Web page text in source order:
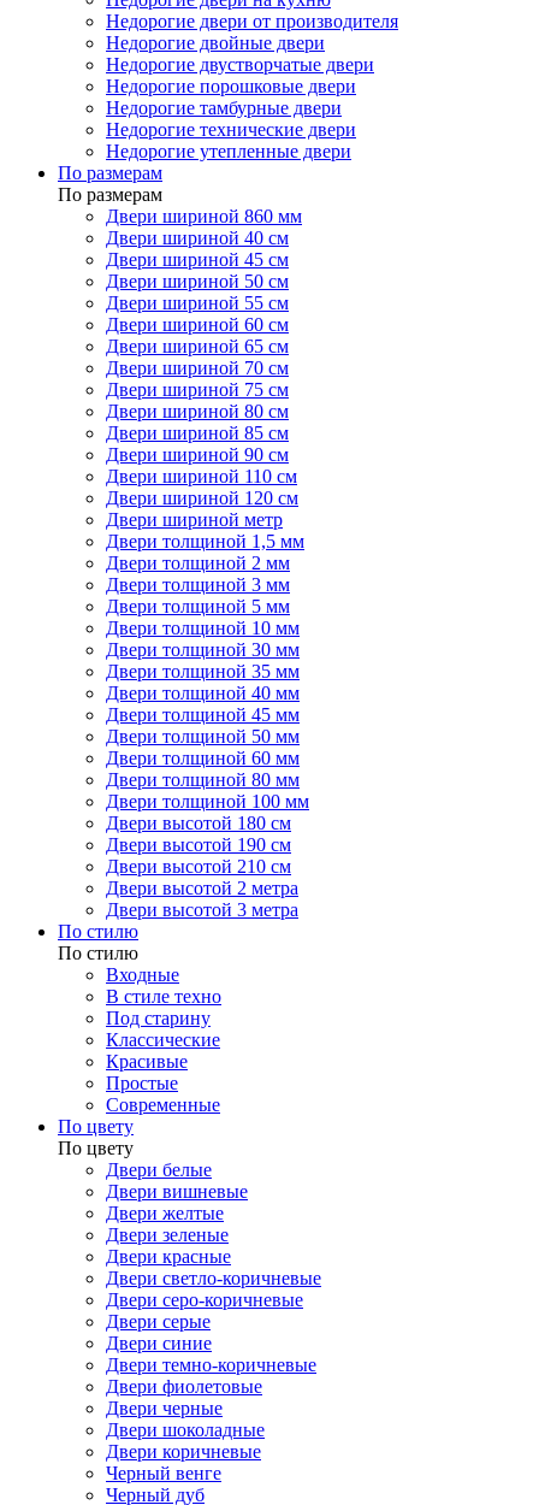
Недорогие двери от производителя
Недорогие двойные двери
Недорогие двустворчатые двери
Недорогие порошковые двери
Недорогие тамбурные двери
Недорогие технические двери
Недорогие утепленные двери
По размерам
По размерам
Двери шириной 860 мм
Двери шириной 40 см
Двери шириной 45 см
Двери шириной 50 см
Двери шириной 55 см
Двери шириной 60 см
Двери шириной 65 см
Двери шириной 70 см
Двери шириной 75 см
Двери шириной 80 см
Двери шириной 85 см
Двери шириной 90 см
Двери шириной 110 см
Двери шириной 120 см
Двери шириной метр
Двери толщиной 1,5 мм
Двери толщиной 2 мм
Двери толщиной 3 мм
Двери толщиной 5 мм
Двери толщиной 10 мм
Двери толщиной 30 мм
Двери толщиной 35 мм
Двери толщиной 40 мм
Двери толщиной 45 мм
Двери толщиной 50 мм
Двери толщиной 60 мм
Двери толщиной 80 мм
Двери толщиной 100 мм
Двери высотой 180 см
Двери высотой 190 см
Двери высотой 210 см
Двери высотой 2 метра
Двери высотой 3 метра
По стилю
По стилю
Входные
В стиле техно
Под старину
Классические
Красивые
Простые
Современные
По цвету
По цвету
Двери белые
Двери вишневые
Двери желтые
Двери зеленые
Двери красные
Двери светло-коричневые
Двери серо-коричневые
Двери серые
Двери синие
Двери темно-коричневые
Двери фиолетовые
Двери черные
Двери шоколадные
Двери коричневые
Черный венге
Черный дуб